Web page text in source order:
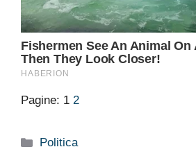
Pagine: 1 2
Categorie
Politica